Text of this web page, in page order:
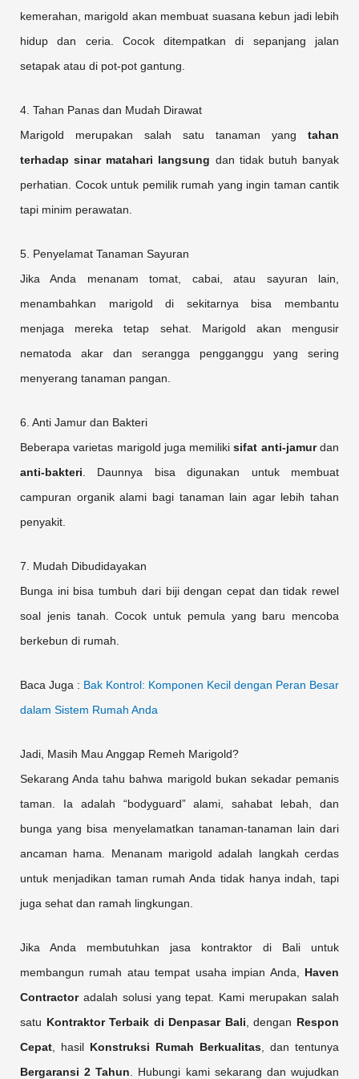
kemerahan, marigold akan membuat suasana kebun jadi lebih
hidup dan ceria. Cocok ditempatkan di sepanjang jalan
setapak atau di pot-pot gantung.
4. Tahan Panas dan Mudah Dirawat
Marigold merupakan salah satu tanaman yang tahan
terhadap sinar matahari langsung dan tidak butuh banyak
perhatian. Cocok untuk pemilik rumah yang ingin taman cantik
tapi minim perawatan.
5. Penyelamat Tanaman Sayuran
Jika Anda menanam tomat, cabai, atau sayuran lain,
menambahkan marigold di sekitarnya bisa membantu
menjaga mereka tetap sehat. Marigold akan mengusir
nematoda akar dan serangga pengganggu yang sering
menyerang tanaman pangan.
6. Anti Jamur dan Bakteri
Beberapa varietas marigold juga memilikisifat anti-jamurdan
anti-bakteri . Daunnya bisa digunakan untuk membuat
campuran organik alami bagi tanaman lain agar lebih tahan
penyakit.
7. Mudah Dibudidayakan
Bunga ini bisa tumbuh dari biji dengan cepat dan tidak rewel
soal jenis tanah. Cocok untuk pemula yang baru mencoba
berkebun di rumah.
Baca Juga : Bak Kontrol: Komponen Kecil dengan Peran Besar
dalam Sistem Rumah Anda
Jadi, Masih Mau Anggap Remeh Marigold?
Sekarang Anda tahu bahwa marigold bukan sekadar pemanis
taman. Ia adalah “bodyguard” alami, sahabat lebah, dan
bunga yang bisa menyelamatkan tanaman-tanaman lain dari
ancaman hama. Menanam marigold adalah langkah cerdas
untuk menjadikan taman rumah Anda tidak hanya indah, tapi
juga sehat dan ramah lingkungan.
Jika Anda membutuhkan jasa kontraktor di Bali untuk
membangun rumah atau tempat usaha impian Anda, Haven
Contractoradalah solusi yang tepat. Kami merupakan salah
satu Kontraktor Terbaik di Denpasar Bali , dengan Respon
Cepat , hasil Konstruksi Rumah Berkualitas , dan tentunya
Bergaransi 2 Tahun . Hubungi kami sekarang dan wujudkan